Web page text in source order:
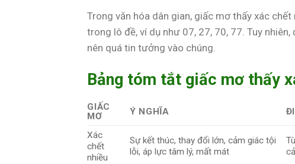
Trong văn hóa dân gian, giấc mơ thấy xác
trong lô đề, ví dụ như 07, 27, 70, 77. Tuy
nên quá tin tưởng vào chúng.
Bảng tóm tắt giấc mơ thấy
GIẤC
MƠ
Ý NGHĨA
Xác
chết
nhiều
Sự kết thúc, thay đổi lớn, cảm giác tội
lỗi, áp lực tâm lý, mất mát